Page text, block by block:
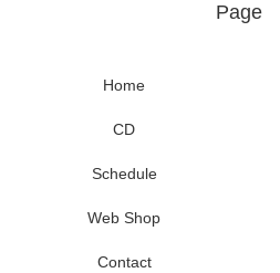
Page
Home
CD
Schedule
Web Shop
Contact